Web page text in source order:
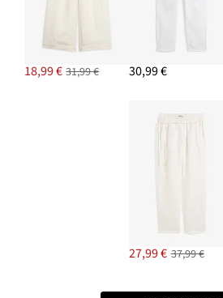
18,99 € 31,99 € 30,99 €
27,99 € 37,99 €